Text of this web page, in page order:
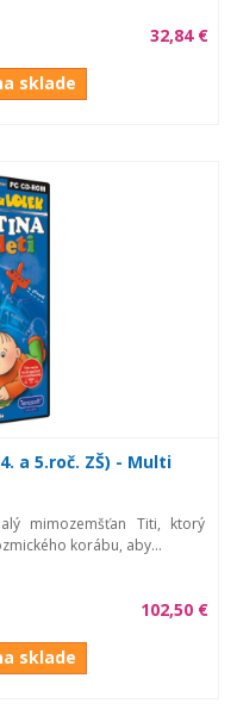
32,84 €
sklade
a 5.roč. ZŠ) - Multi
mimozemšťan Titi, ktorý
korábu, aby...
102,50 €
sklade